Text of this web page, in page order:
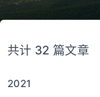
共计 32 篇文章
2021